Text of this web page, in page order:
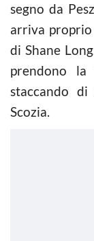
segno da
arriva
di Shane
prendono
staccando
Scozia.